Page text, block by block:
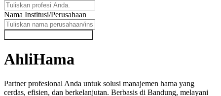
Nama Institusi/Perusahaan
AhliHama
Partner profesional Anda untuk solusi manajemen hama yang
cerdas, efisien, dan berkelanjutan. Berbasis di Bandung, melayani